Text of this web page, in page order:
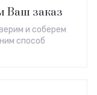
Ваш заказ
и соберем
способ